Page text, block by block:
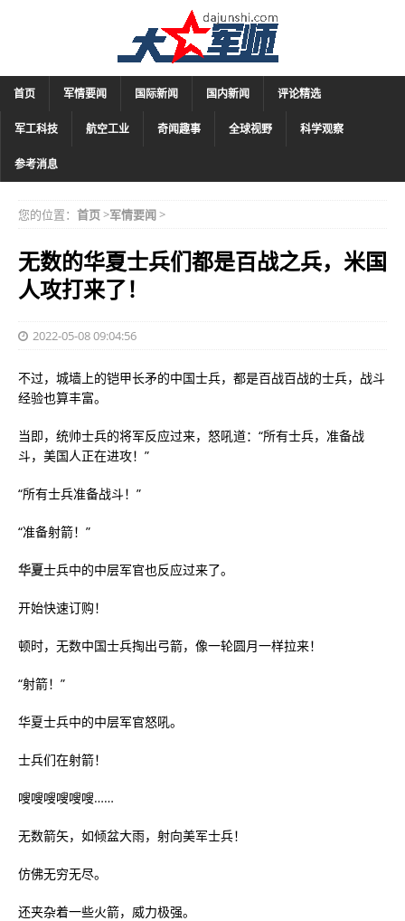
首页 军情要闻 国际新闻 国内新闻 评论精选
军工科技 航空工业 奇闻趣事 全球视野 科学观察
参考消息
您的位置： 首页>军情要闻>
无数的华夏士兵们都是百战之兵，米国
人攻打来了！
2022-05-08 09:04:56
不过，城墙上的铠甲长矛的中国士兵，都是百战百战的士兵，战斗
经验也算丰富。
当即，统帅士兵的将军反应过来，怒吼道：“所有士兵，准备战
斗，美国人正在进攻！”
“所有士兵准备战斗！”
“准备射箭！”
华夏士兵中的中层军官也反应过来了。
开始快速订购！
顿时，无数中国士兵掏出弓箭，像一轮圆月一样拉来！
“射箭！”
华夏士兵中的中层军官怒吼。
士兵们在射箭！
嗖嗖嗖嗖嗖嗖……
无数箭矢，如倾盆大雨，射向美军士兵！
仿佛无穷无尽。
还夹杂着一些火箭，威力极强。